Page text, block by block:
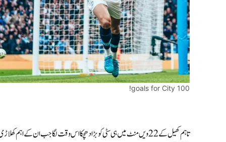
100 goals for City!